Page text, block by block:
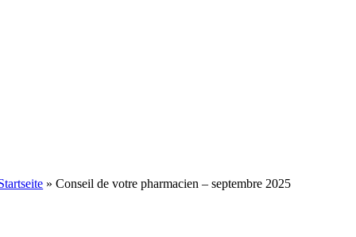
»Conseil de votre pharmacien – septembre 2025